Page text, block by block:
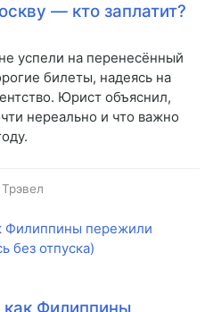
— кто заплатит?
успели на перенесённый
билеты, надеясь на
Юрист объяснил,
нереально и что важно